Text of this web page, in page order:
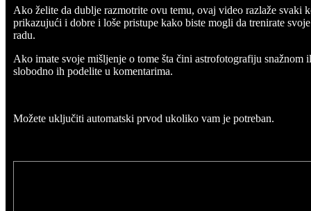
Ako želite da dublje razmotrite ovu temu, ovaj video razlaže svaki
prikazujući i dobre i loše pristupe kako biste mogli da trenirate
radu.
Ako imate svoje mišljenje o tome šta čini astrofotografiju snažnom
slobodno ih podelite u komentarima.
Možete uključiti automatski prvod ukoliko vam je potreban.